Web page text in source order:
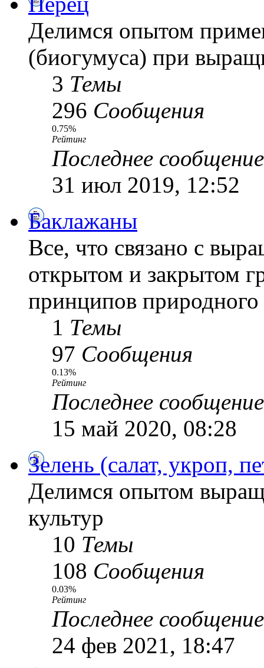
Делимся опытом
(биогумуса) при
3 Темы
296 Сообщения
0.75%
Рейтинг
Последнее сообщение
31 июл 2019, 12:52
Баклажаны
Все, что связано с
открытом и закрытом
принципов природного
1 Темы
97 Сообщения
0.13%
Рейтинг
Последнее сообщение
15 май 2020, 08:28
Зелень (салат, укроп,
Делимся опытом
культур
10 Темы
108 Сообщения
0.03%
Рейтинг
Последнее сообщение
24 фев 2021, 18:47